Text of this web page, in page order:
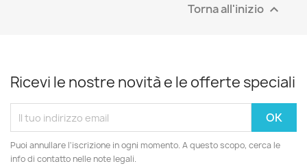
Torna all'inizio 
Ricevi le nostre novità e le offerte speciali
Puoi annullare l'iscrizione in ogni momento. A questo scopo, cerca le
info di contatto nelle note legali.